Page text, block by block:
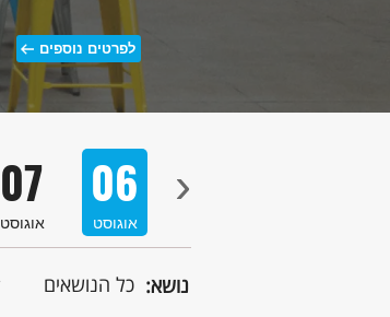
לפרטים נוספים
לפרטים נוספים
›
07
אוגוסט
06
אוגוסט
05
נושא: כל הנושאים